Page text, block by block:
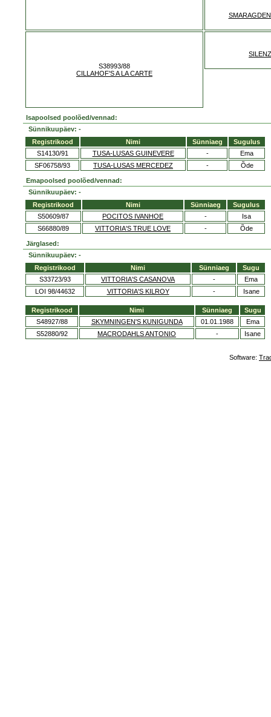
S38993/88
CILLAHOF'S A LA CARTE
Isapoolsed poolõed/vennad:
Sünnikuupäev: -
Registrikood
Nimi Sünniaeg
Sugulus
S14130/91
TUSA-LUSAS GUINEVERE -
Ema
SF06758/93
TUSA-LUSAS MERCEDEZ - Õde
Emapoolsed poolõed/vennad:
Sünnikuupäev: -
Registrikood
Nimi Sünniaeg
Sugulus
S50609/87
POCITOS IVANHOE -
Isa
S66880/89
VITTORIA'S TRUE LOVE - Õde
Järglased:
Sünnikuupäev: -
Registrikood
Nimi Sünniaeg
Sugu
S33723/93
VITTORIA'S CASANOVA -
Ema
LOI 98/44632
VITTORIA'S KILROY - Isane
Registrikood Nimi Sünniaeg
Sugu
S48927/88
SKYMNINGEN'S KUNIGUNDA 01.01.1988
Ema
S52880/92
MACRODAHLS ANTONIO - Isane
Software: